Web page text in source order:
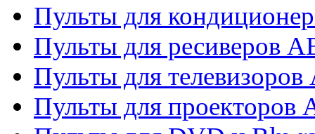
Пульты для
Пульты для ресиверов
Пульты для телевизоров
Пульты для проекторов